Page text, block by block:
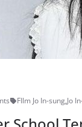
FIlm Jo In-sung,Jo